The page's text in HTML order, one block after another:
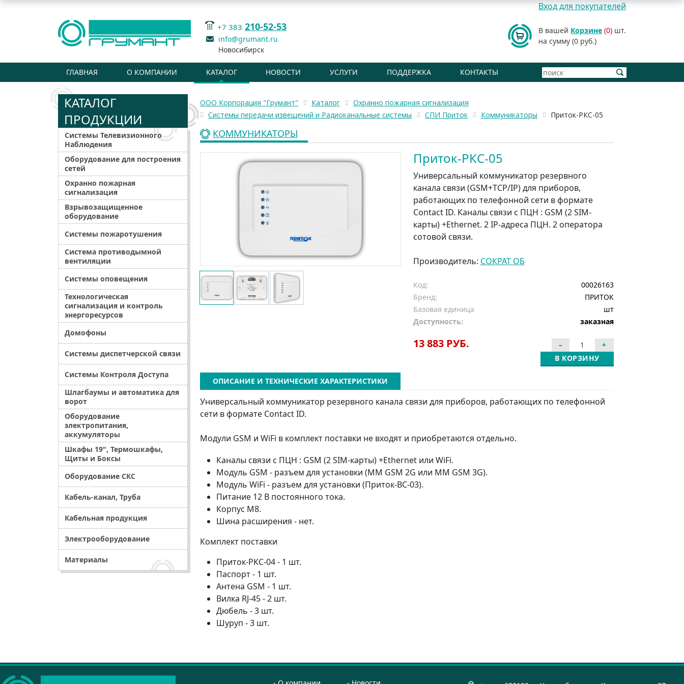
Вход для покупателей
+7 383 210-52-53
info@grumant.ru
Новосибирск
В вашей Корзине (0) шт.
на сумму (0 руб.)
ГЛАВНАЯ О КОМПАНИИ КАТАЛОГ НОВОСТИ УСЛУГИ ПОДДЕРЖКА КОНТАКТЫ
КАТАЛОГ
ПРОДУКЦИИ
Системы Телевизионного
Наблюдения
Оборудование для построения
сетей
Охранно пожарная
сигнализация
Взрывозащищенное
оборудование
Системы пожаротушения
Система противодымной
вентиляции
Системы оповещения
Технологическая
сигнализация и контроль
энергоресурсов
Домофоны
Системы диспетчерской связи
Системы Контроля Доступа
Шлагбаумы и автоматика для
ворот
Оборудование
электропитания,
аккумуляторы
Шкафы 19", Термошкафы,
Щиты и Боксы
Оборудование СКС
Кабель-канал, Труба
Кабельная продукция
Электрооборудование
Материалы
ООО Корпорация "Грумант" Каталог
Охранно пожарная сигнализация
Системы передачи извещений и Радиоканальные системы
СПИ Приток Коммуникаторы Приток-РКС-05
КОММУНИКАТОРЫ
Приток-РКС-05
Универсальный коммуникатор резервного
канала связи (GSM+TCP/IP) для приборов,
работающих по телефонной сети в формате
Contact ID. Каналы связи с ПЦН : GSM (2 SIM-
карты) +Ethernet. 2 IP-адреса ПЦН. 2 оператора
сотовой связи.
Производитель: СОКРАТ ОБ
Код:
00026163
Бренд:
ПРИТОК
Базовая единица
шт
Доступность:
заказная
13 883 РУБ.
В КОРЗИНУ
ОПИСАНИЕ И ТЕХНИЧЕСКИЕ ХАРАКТЕРИСТИКИ
Универсальный коммуникатор резервного канала связи для приборов, работающих по телефонной
сети в формате Contact ID.
Модули GSM и WiFi в комплект поставки не входят и приобретаются отдельно.
Каналы связи с ПЦН : GSM (2 SIM-карты) +Ethernet или WiFi.
Модуль GSM - разъем для установки (ММ GSM 2G или ММ GSM 3G).
Модуль WiFi - разъем для установки (Приток-ВС-03).
Питание 12 В постоянного тока.
Корпус М8.
Шина расширения - нет.
Комплект поставки
Приток-РКС-04 - 1 шт.
Паспорт - 1 шт.
Антена GSM - 1 шт.
Вилка RJ-45 - 2 шт.
Дюбель - 3 шт.
Шуруп - 3 шт.